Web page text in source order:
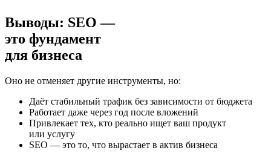
Выводы: SEO —
это фундамент
для бизнеса
Оно не отменяет другие инструменты, но:
Даёт стабильный трафик без зависимости от бюджета
Работает даже через год после вложений
Привлекает тех, кто реально ищет ваш продукт
или услугу
SEO — это то, что вырастает в актив бизнеса